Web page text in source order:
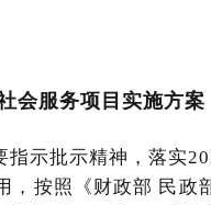
会服务项目实施方案
示批示精神，落实
按照《财政部 民政